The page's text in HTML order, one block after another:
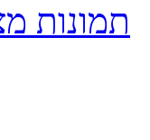
תמונות